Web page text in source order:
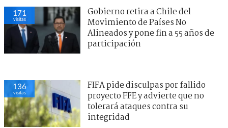
171
visitas
Gobierno retira a Chile del
Movimiento de Países No
Alineados y pone fin a 55 años de
participación
136
visitas
FIFA pide disculpas por fallido
proyecto FFE y advierte que no
tolerará ataques contra su
integridad